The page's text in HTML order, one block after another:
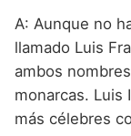
A: Aunque no
llamado Luis
ambos
monarcas. Luis
más célebres